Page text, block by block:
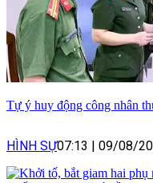
Tự ý huy động công nhân
HÌNH SỰ07:13 | 09/08/